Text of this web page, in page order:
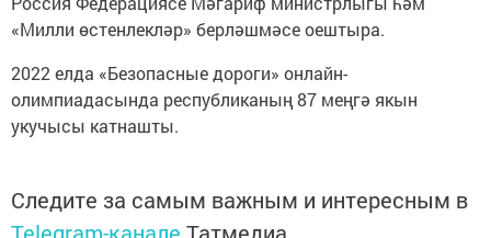
«Милли өстенлекләр» берләшмәсе оештыра.
2022 елда «Безопасные дороги» онлайн-
олимпиадасында республиканың 87 меңгә якын
укучысы катнашты.
Следите за самым важным и интересным в